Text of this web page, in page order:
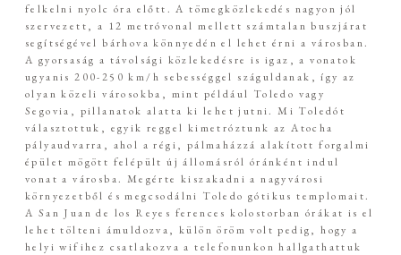
felkelni nyolc óra előtt. A tömegközlekedés nagyon jól
szervezett, a 12 metróvonal mellett számtalan buszjárat
segítségével bárhova könnyedén el lehet érni a városban.
A gyorsaság a távolsági közlekedésre is igaz, a vonatok
ugyanis 200-250 km/h sebességgel száguldanak, így az
olyan közeli városokba, mint például Toledo vagy
Segovia, pillanatok alatta ki lehet jutni. Mi Toledót
választottuk, egyik reggel kimetróztunk az Atocha
pályaudvarra, ahol a régi, pálmaházzá alakított forgalmi
épület mögött felépült új állomásról óránként indul
vonat a városba. Megérte kiszakadni a nagyvárosi
környezetből és megcsodálni Toledo gótikus templomait.
A San Juan de los Reyes ferences kolostorban órákat is el
lehet tölteni ámuldozva, külön öröm volt pedig, hogy a
helyi wifihez csatlakozva a telefonunkon hallgathattuk